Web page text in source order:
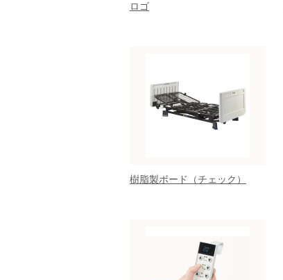
ロゴ
樹脂製ボード（チェック）